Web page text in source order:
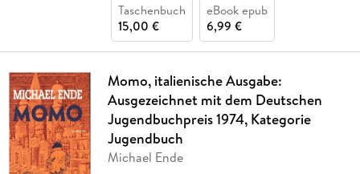
Taschenbuch
15,00 €
eBook epub
6,99 €
Momo, italienische Ausgabe:
Ausgezeichnet mit dem Deutschen
Jugendbuchpreis 1974, Kategorie
Jugendbuch
Michael Ende